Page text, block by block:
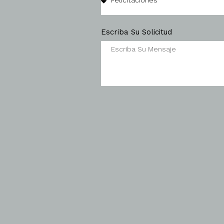
Escriba Su Solicitud